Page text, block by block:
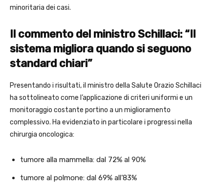
minoritaria dei casi.
Il commento del ministro Schillaci: “Il
sistema migliora quando si seguono
standard chiari”
Presentando i risultati, il ministro della Salute Orazio Schillaci
ha sottolineato come l’applicazione di criteri uniformi e un
monitoraggio costante portino a un miglioramento
complessivo. Ha evidenziato in particolare i progressi nella
chirurgia oncologica:
tumore alla mammella: dal 72% al 90%
tumore al polmone: dal 69% all’83%